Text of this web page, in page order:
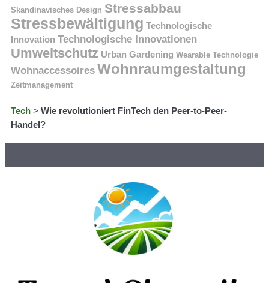
Skandinavisches Design Stressabbau
Stressbewältigung Technologische
Innovation Technologische Innovationen
Umweltschutz Urban Gardening Wearable Technologie
Wohnaccessoires Wohnraumgestaltung
Zeitmanagement
Tech > Wie revolutioniert FinTech den Peer-to-Peer-
Handel?